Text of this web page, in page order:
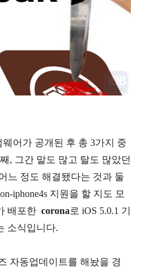
어가 공개된 후 총 3가지 중
, 그간 말도 많고 탈도 많았던
느 정도 해결됐다는 것과 둘
iphone4s 지원을 할 지도 모
배포한 corona 로 iOS 5.0.1 기
소식입니다.
자동업데이트를 해놨을 경